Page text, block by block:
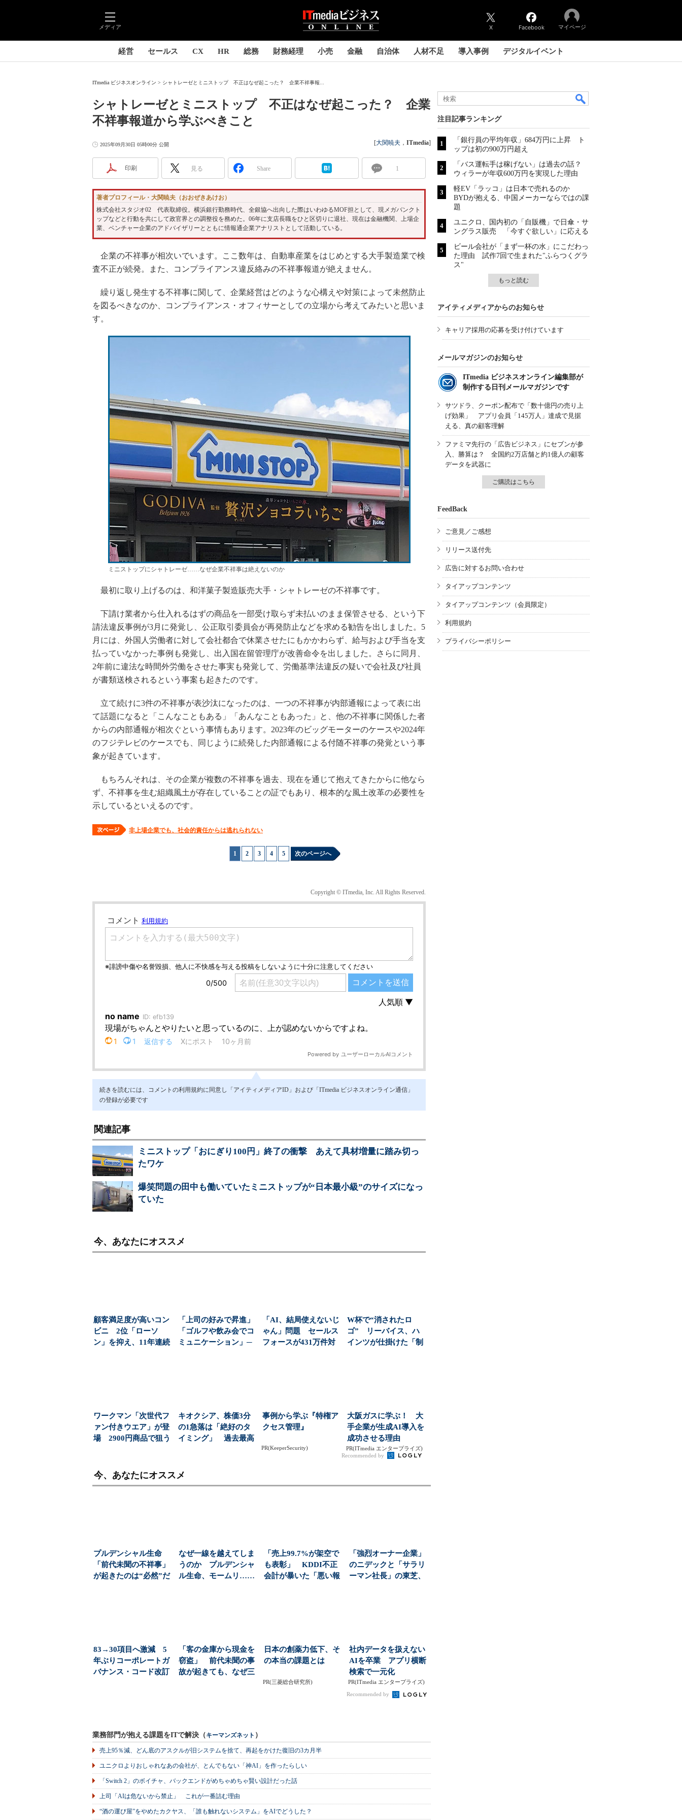
メディア X Facebook マイページ
経営 セールス CX HR 総務 財務経理 小売 金融 自治体 人材不足 導入事例 デジタルイベント
ITmedia ビジネスオンライン シャトレーゼとミニストップ 不正はなぜ起こった？ 企業不祥事報...
シャトレーゼとミニストップ 不正はなぜ起こった？ 企業
不祥事報道から学ぶべきこと
2025年09月30日 05時00分 公開 [大関暁夫 ， ITmedia]
印刷 見る Share 1
著者プロフィール・大関暁夫（おおぜきあけお）
株式会社スタジオ02 代表取締役。横浜銀行勤務時代、全銀協へ出向した際はいわゆるMOF担として、現メガバンクト
ップなどと行動を共にして政官界との調整役を務めた。06年に支店長職をひと区切りに退社、現在は金融機関、上場企
業、ベンチャー企業のアドバイザリーとともに情報通企業アナリストとして活動している。
企業の不祥事が相次いでいます。ここ数年は、自動車産業をはじめとする大手製造業で検
査不正が続発。また、コンプライアンス違反絡みの不祥事報道が絶えません。
繰り返し発生する不祥事に関して、企業経営はどのような心構えや対策によって未然防止
を図るべきなのか、コンプライアンス・オフィサーとしての立場から考えてみたいと思いま
す。
ミニストップにシャトレーゼ……なぜ企業不祥事は絶えないのか
最初に取り上げるのは、和洋菓子製造販売大手・シャトレーゼの不祥事です。
下請け業者から仕入れるはずの商品を一部受け取らず未払いのまま保管させる、という下
請法違反事例が3月に発覚し、公正取引委員会が再発防止などを求める勧告を出しました。5
月には、外国人労働者に対して会社都合で休業させたにもかかわらず、給与および手当を支
払っていなかった事例も発覚し、出入国在留管理庁が改善命令を出しました。さらに同月、
2年前に違法な時間外労働をさせた事実も発覚して、労働基準法違反の疑いで会社及び社員
が書類送検されるという事案も起きたのです。
立て続けに3件の不祥事が表沙汰になったのは、一つの不祥事が内部通報によって表に出
て話題になると「こんなこともある」「あんなこともあった」と、他の不祥事に関係した者
からの内部通報が相次ぐという事情もあります。2023年のビッグモーターのケースや2024年
のフジテレビのケースでも、同じように続発した内部通報による付随不祥事の発覚という事
象が起きています。
もちろんそれは、その企業が複数の不祥事を過去、現在を通じて抱えてきたからに他なら
ず、不祥事を生む組織風土が存在していることの証でもあり、根本的な風土改革の必要性を
示しているといえるのです。
非上場企業でも、社会的責任からは逃れられない
1 2 3 4 5 次のページへ
Copyright © ITmedia, Inc. All Rights Reserved.
続きを読むには、コメントの利用規約に同意し「アイティメディアID」および「ITmedia ビジネスオンライン通信」
の登録が必要です
関連記事
ミニストップ「おにぎり100円」終了の衝撃 あえて具材増量に踏み切っ
たワケ
爆笑問題の田中も働いていたミニストップが“日本最小級”のサイズになっ
ていた
今、あなたにオススメ
顧客満足度が高いコン
ビニ 2位「ローソ
ン」を抑え、11年連続
「上司の好みで昇進」
「ゴルフや飲み会でコ
ミュニケーション」─
「AI、結局使えないじ
ゃん」問題 セールス
フォースが431万件対
W杯で“消されたロ
ゴ” リーバイス、ハ
インツが仕掛けた「制
ワークマン「次世代フ
ァン付きウエア」が登
場 2900円商品で狙う
キオクシア、株価3分
の1急落は「絶好のタ
イミング」 過去最高
事例から学ぶ『特権ア
クセス管理』
PR(KeeperSecurity)
大阪ガスに学ぶ！ 大
手企業が生成AI導入を
成功させる理由
PR(ITmedia エンタープライズ)
Recommended by
今、あなたにオススメ
プルデンシャル生命
「前代未聞の不祥事」
が起きたのは“必然”だ
なぜ一線を越えてしま
うのか プルデンシャ
ル生命、モームリ……
「売上99.7%が架空で
も表彰」 KDDI不正
会計が暴いた「悪い報
「強烈オーナー企業」
のニデックと「サラリ
ーマン社長」の東芝、
83→30項目へ激減 5
年ぶりコーポレートガ
バナンス・コード改訂
「客の金庫から現金を
窃盗」 前代未聞の事
故が起きても、なぜ三
日本の創薬力低下、そ
の本当の課題とは
PR(三菱総合研究所)
社内データを扱えない
AIを卒業 アプリ横断
検索で一元化
PR(ITmedia エンタープライズ)
Recommended by
業務部門が抱える課題をITで解決（キーマンズネット ）
売上95％減、どん底のアスクルが旧システムを捨て、再起をかけた復旧の3カ月半
ユニクロよりおしゃれなあの会社が、とんでもない「神AI」を作ったらしい
「Switch 2」のボイチャ、バックエンドがめちゃめちゃ賢い設計だった話
上司「AIは危ないから禁止」 これが一番詰む理由
“酒の運び屋”をやめたカクヤス、「誰も触れないシステム」をAIでどうした？
注目記事ランキング
「銀行員の平均年収」684万円に上昇 ト
ップは初の900万円超え
「バス運転手は稼げない」は過去の話？
ウィラーが年収600万円を実現した理由
軽EV「ラッコ」は日本で売れるのか
BYDが抱える、中国メーカーならではの課
題
ユニクロ、国内初の「自販機」で日傘・サ
ングラス販売 「今すぐ欲しい」に応える
ビール会社が「まず一杯の水」にこだわっ
た理由 試作7回で生まれた"ふらつくグラ
ス"
もっと読む
アイティメディアからのお知らせ
キャリア採用の応募を受け付けています
メールマガジンのお知らせ
ITmedia ビジネスオンライン編集部が
制作する日刊メールマガジンです
サツドラ、クーポン配布で「数十億円の売り上
げ効果」 アプリ会員「145万人」達成で見据
える、真の顧客理解
ファミマ先行の「広告ビジネス」にセブンが参
入、勝算は？ 全国約2万店舗と約1億人の顧客
データを武器に
ご購読はこちら
FeedBack
ご意見／ご感想
リリース送付先
広告に対するお問い合わせ
タイアップコンテンツ
タイアップコンテンツ（会員限定）
利用規約
プライバシーポリシー